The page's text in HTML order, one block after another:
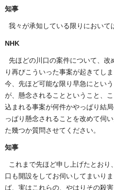
知事
我々が承知している限りにおいて
NHK
先ほどの川口の案件について、
り再びこういった事案が起きてし
今、先ほど可能な限り早急にとい
が、懸念されることということ、
込まれる事案が何件かやっぱり結
っぱり懸念されることを改めて伺
た幾つか質問させてください。
知事
これまで先ほど申し上げたとお
口も開設をしてお伺いしてまいり
ば、実はこれらの、やはりその殺